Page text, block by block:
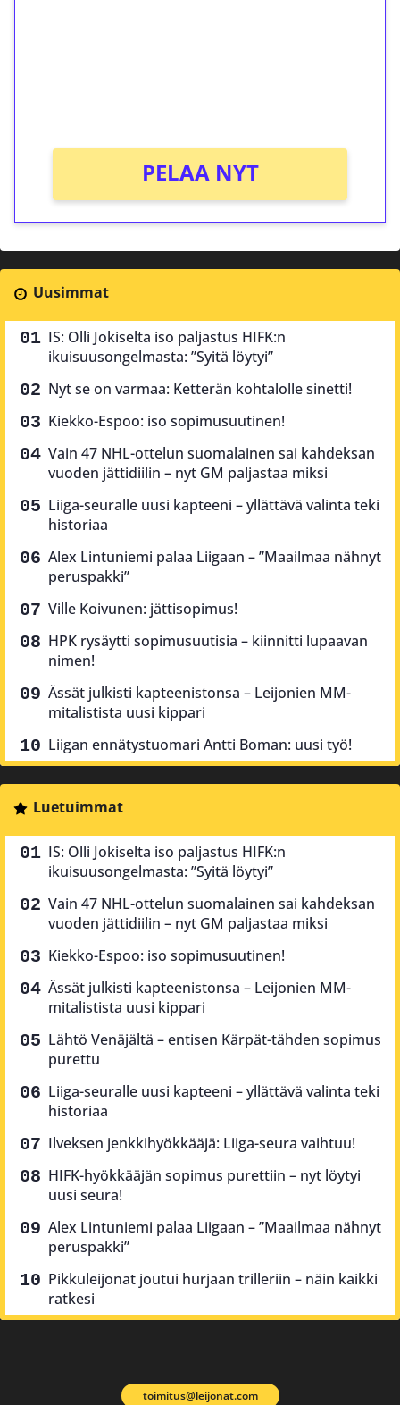
PELAA NYT
Uusimmat
IS: Olli Jokiselta iso paljastus HIFK:n
ikuisuusongelmasta: ”Syitä löytyi”
Nyt se on varmaa: Ketterän kohtalolle sinetti!
Kiekko-Espoo: iso sopimusuutinen!
Vain 47 NHL-ottelun suomalainen sai kahdeksan
vuoden jättidiilin – nyt GM paljastaa miksi
Liiga-seuralle uusi kapteeni – yllättävä valinta teki
historiaa
Alex Lintuniemi palaa Liigaan – ”Maailmaa nähnyt
peruspakki”
Ville Koivunen: jättisopimus!
HPK rysäytti sopimusuutisia – kiinnitti lupaavan
nimen!
Ässät julkisti kapteenistonsa – Leijonien MM-
mitalistista uusi kippari
Liigan ennätystuomari Antti Boman: uusi työ!
Luetuimmat
IS: Olli Jokiselta iso paljastus HIFK:n
ikuisuusongelmasta: ”Syitä löytyi”
Vain 47 NHL-ottelun suomalainen sai kahdeksan
vuoden jättidiilin – nyt GM paljastaa miksi
Kiekko-Espoo: iso sopimusuutinen!
Ässät julkisti kapteenistonsa – Leijonien MM-
mitalistista uusi kippari
Lähtö Venäjältä – entisen Kärpät-tähden sopimus
purettu
Liiga-seuralle uusi kapteeni – yllättävä valinta teki
historiaa
Ilveksen jenkkihyökkääjä: Liiga-seura vaihtuu!
HIFK-hyökkääjän sopimus purettiin – nyt löytyi
uusi seura!
Alex Lintuniemi palaa Liigaan – ”Maailmaa nähnyt
peruspakki”
Pikkuleijonat joutui hurjaan trilleriin – näin kaikki
ratkesi
toimitus@leijonat.com